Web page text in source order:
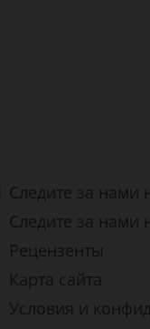
Следите за нами
Следите за нами
Рецензенты
Карта сайта
Условия и